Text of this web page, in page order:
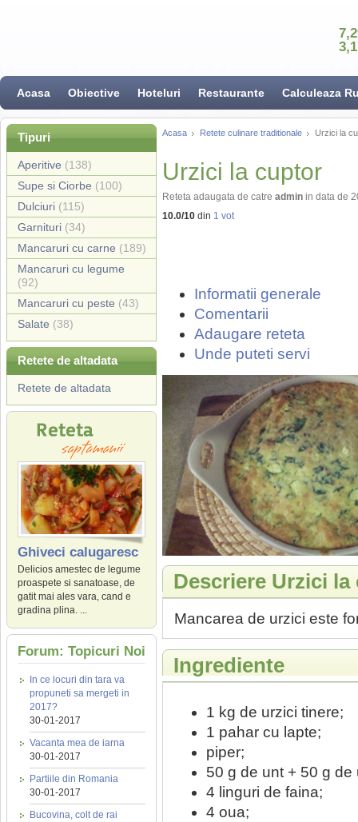
Acasa Obiective Hoteluri Restaurante Calculeaza
Tipuri
Aperitive (138)
Supe si Ciorbe (100)
Dulciuri (115)
Garnituri (34)
Mancaruri cu carne (189)
Mancaruri cu legume
(92)
Mancaruri cu peste (43)
Salate (38)
Retete de altadata
Retete de altadata
Ghiveci calugaresc
Delicios amestec de legume
proaspete si sanatoase, de
gatit mai ales vara, cand e
gradina plina. ...
Forum: Topicuri Noi
In ce locuri din tara va
propuneti sa mergeti in
2017?
30-01-2017
Vacanta mea de iarna
30-01-2017
Partiile din Romania
30-01-2017
Bucovina, colt de rai
Acasa Retete culinare traditionale Urzici la
Urzici la cuptor
Reteta adaugata de catre admin in data de
10.0/10 din 1 vot
Informatii generale
Comentarii
Adaugare reteta
Unde puteti servi
Descriere Urzici
Mancarea de urzici este
Ingrediente
1 kg de urzici tinere;
1 pahar cu lapte;
piper;
50 g de unt + 50 g
4 linguri de faina;
4 oua;